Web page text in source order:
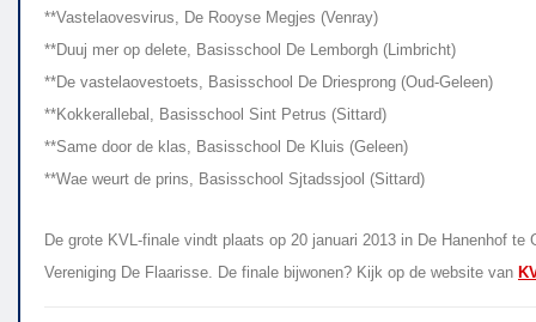
**Vastelaovesvirus, De Rooyse Megjes (Venray)
**Duuj mer op delete, Basisschool De Lemborgh (Limbricht)
**De vastelaovestoets, Basisschool De Driesprong (Oud-Geleen)
**Kokkerallebal, Basisschool Sint Petrus (Sittard)
**Same door de klas, Basisschool De Kluis (Geleen)
**Wae weurt de prins, Basisschool Sjtadssjool (Sittard)
De grote KVL-finale vindt plaats op 20 januari 2013 in De Hanenhof
Vereniging De Flaarisse. De finale bijwonen? Kijk op de website van